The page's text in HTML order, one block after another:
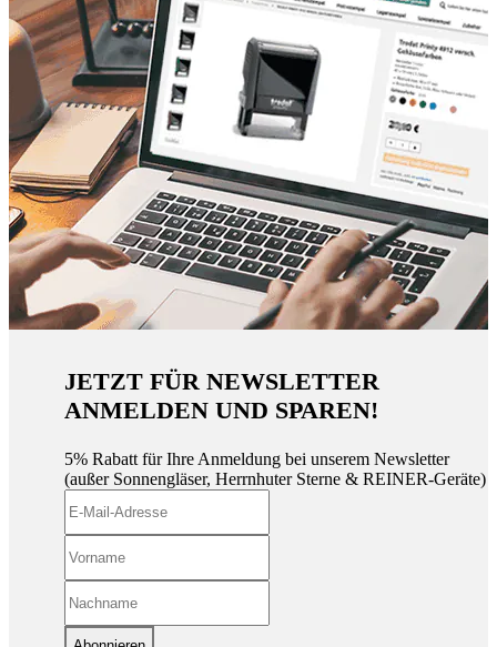
JETZT FÜR NEWSLETTER
ANMELDEN UND SPAREN!
5% Rabatt für Ihre Anmeldung bei unserem Newsletter
(außer Sonnengläser, Herrnhuter Sterne & REINER-Geräte)